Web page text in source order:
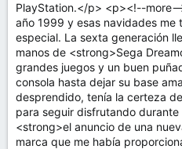
PlayStation.</p> <p><!--
año 1999 y esas navidades
especial. La sexta generación
manos de <strong>Sega
grandes juegos y un buen
consola hasta dejar su base
desprendido, tenía la certeza
para seguir disfrutando
<strong>el anuncio de una
marca que me había